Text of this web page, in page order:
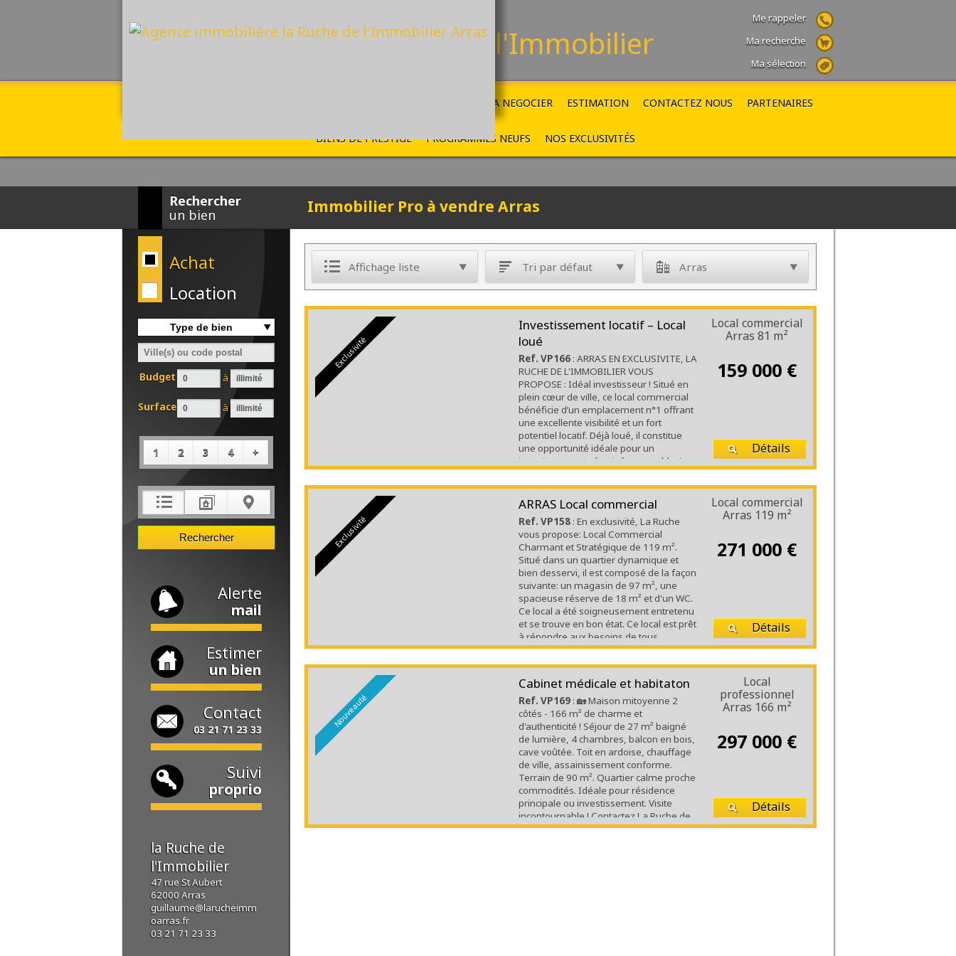
A NEGOCIER ESTIMATION CONTACTEZ NOUS PARTENAIRES
BIENS DE PRESTIGE PROGRAMMES NEUFS NOS EXCLUSIVITÉS
Me rappeler
Ma recherche
Ma sélection
La Ruchede l'Immobilier
Rechercher
un bien
Immobilier Pro à vendre Arras
Achat
Location
Type de bien
Budget à
Surface à
1 2 3 4 +
Alerte
mail
Estimer
un bien
Contact
03 21 71 23 33
Suivi
proprio
la Ruche de
l'Immobilier
47 rue St Aubert
62000 Arras
guillaume@larucheimm
oarras.fr
03 21 71 23 33
Affichage liste Tri par défaut Arras
Exclusivité
Investissement locatif – Local
loué
Ref. VP166 : ARRAS EN EXCLUSIVITE, LA
RUCHE DE L'IMMOBILIER VOUS
PROPOSE : Idéal investisseur ! Situé en
plein cœur de ville, ce local commercial
bénéficie d’un emplacement n°1 offrant
une excellente visibilité et un fort
potentiel locatif. Déjà loué, il constitue
une opportunité idéale pour un
investissement sécurisé et rentable. Le
bien se compose d’un espace
commercial en rez-de-chaussée, d’une
sa...
Local commercial
Arras 81 m²
159 000 €
Détails
Exclusivité
ARRAS Local commercial
Ref. VP158 : En exclusivité, La Ruche
vous propose: Local Commercial
Charmant et Stratégique de 119 m².
Situé dans un quartier dynamique et
bien desservi, il est composé de la façon
suivante: un magasin de 97 m², une
spacieuse réserve de 18 m² et d'un WC.
Ce local a été soigneusement entretenu
et se trouve en bon état. Ce local est prêt
à répondre aux besoins de tous
professionnels. Spécial Inves...
Local commercial
Arras 119 m²
271 000 €
Détails
Nouveauté
Cabinet médicale et habitaton
Ref. VP169 : 🏡 Maison mitoyenne 2
côtés - 166 m² de charme et
d'authenticité ! Séjour de 27 m² baigné
de lumière, 4 chambres, balcon en bois,
cave voûtée. Toit en ardoise, chauffage
de ville, assainissement conforme.
Terrain de 90 m². Quartier calme proche
commodités. Idéale pour résidence
principale ou investissement. Visite
incontournable ! Contactez La Ruche de
l'Immobilier.
Local
professionnel
Arras 166 m²
297 000 €
Détails